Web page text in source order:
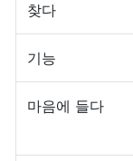
찾다
기능
마음에 들다